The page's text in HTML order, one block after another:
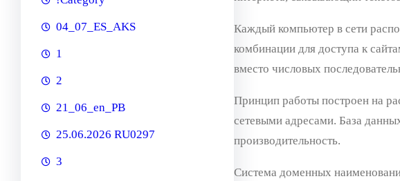
04_07_ES_AKS
1
2
21_06_en_PB
25.06.2026 RU0297
3
Каждый компьютер в сети
комбинации для доступа к
вместо числовых
Принцип работы построен на
сетевыми адресами. База
производительность.
Система доменных